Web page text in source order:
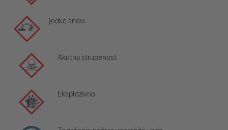
Jedke snovi
Akutna strupenost
Eksplozivno